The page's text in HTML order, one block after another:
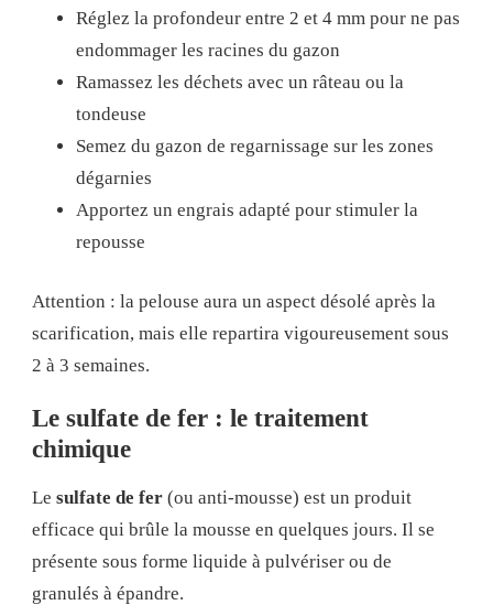
Réglez la profondeur entre 2 et 4 mm pour ne pas
endommager les racines du gazon
Ramassez les déchets avec un râteau ou la
tondeuse
Semez du gazon de regarnissage sur les zones
dégarnies
Apportez un engrais adapté pour stimuler la
repousse
Attention : la pelouse aura un aspect désolé après la
scarification, mais elle repartira vigoureusement sous
2 à 3 semaines.
Le sulfate de fer : le traitement
chimique
Le sulfate de fer (ou anti-mousse) est un produit
efficace qui brûle la mousse en quelques jours. Il se
présente sous forme liquide à pulvériser ou de
granulés à épandre.